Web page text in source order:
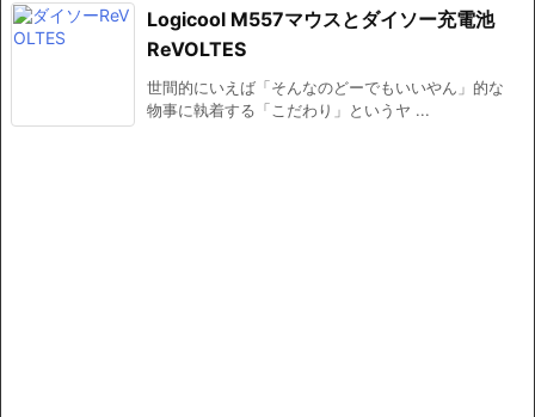
Logicool M557マウスとダイソー充電池
ReVOLTES
世間的にいえば「そんなのどーでもいいやん」的な
物事に執着する「こだわり」というヤ ...